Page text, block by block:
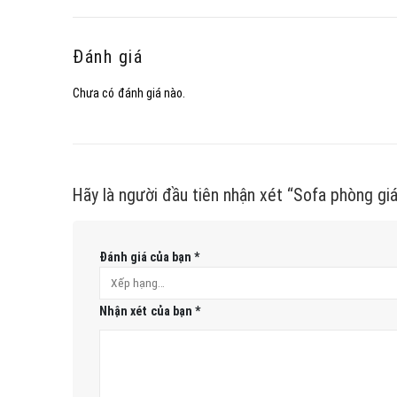
Đánh giá
Chưa có đánh giá nào.
Hãy là người đầu tiên nhận xét “Sofa phòng
Đánh giá của bạn *
Nhận xét của bạn*